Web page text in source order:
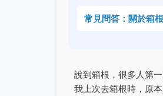
常見問答：關於箱
說到箱根，很多人第
我上次去箱根時，原